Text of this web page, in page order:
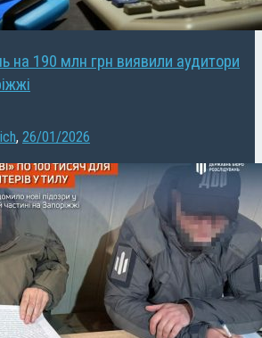
на 190 млн грн виявили аудитори
, 26/01/2026